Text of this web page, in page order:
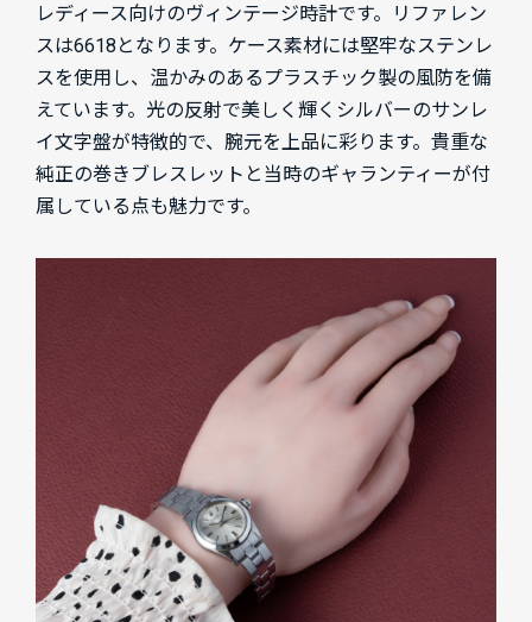
レディース向けのヴィンテージ時計です。リファレン
スは6618となります。ケース素材には堅牢なステンレ
スを使用し、温かみのあるプラスチック製の風防を備
えています。光の反射で美しく輝くシルバーのサンレ
イ文字盤が特徴的で、腕元を上品に彩ります。貴重な
純正の巻きブレスレットと当時のギャランティーが付
属している点も魅力です。